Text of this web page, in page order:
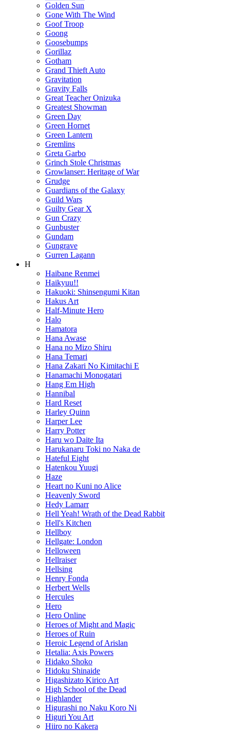
Golden Sun
Gone With The Wind
Goof Troop
Goong
Goosebumps
Gorillaz
Gotham
Grand Thieft Auto
Gravitation
Gravity Falls
Great Teacher Onizuka
Greatest Showman
Green Day
Green Hornet
Green Lantern
Gremlins
Greta Garbo
Grinch Stole Christmas
Growlanser: Heritage of War
Grudge
Guardians of the Galaxy
Guild Wars
Guilty Gear X
Gun Crazy
Gunbuster
Gundam
Gungrave
Gurren Lagann
H
Haibane Renmei
Haikyuu!!
Hakuoki: Shinsengumi Kitan
Hakus Art
Half-Minute Hero
Halo
Hamatora
Hana Awase
Hana no Mizo Shiru
Hana Temari
Hana Zakari No Kimitachi E
Hanamachi Monogatari
Hang Em High
Hannibal
Hard Reset
Harley Quinn
Harper Lee
Harry Potter
Haru wo Daite Ita
Harukanaru Toki no Naka de
Hateful Eight
Hatenkou Yuugi
Haze
Heart no Kuni no Alice
Heavenly Sword
Hedy Lamarr
Hell Yeah! Wrath of the Dead Rabbit
Hell's Kitchen
Hellboy
Hellgate: London
Helloween
Hellraiser
Hellsing
Henry Fonda
Herbert Wells
Hercules
Hero
Hero Online
Heroes of Might and Magic
Heroes of Ruin
Heroic Legend of Arislan
Hetalia: Axis Powers
Hidako Shoko
Hidoku Shinaide
Higashizato Kirico Art
High School of the Dead
Highlander
Higurashi no Naku Koro Ni
Higuri You Art
Hiiro no Kakera